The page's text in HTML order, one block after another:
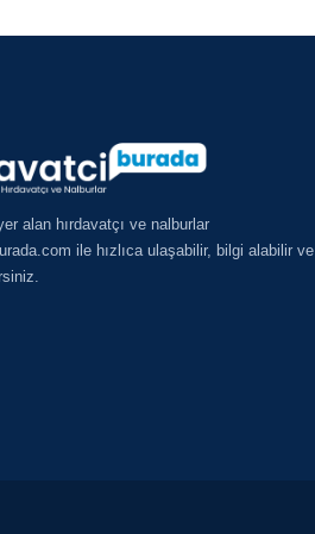
alan hırdavatçı ve nalburlar
ile hızlıca ulaşabilir, bilgi alabilir ve